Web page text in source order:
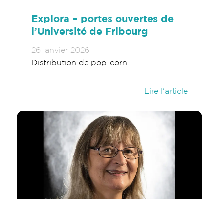
Explora – portes ouvertes de
l’Université de Fribourg
26 janvier 2026
Distribution de pop-corn
Lire l'article